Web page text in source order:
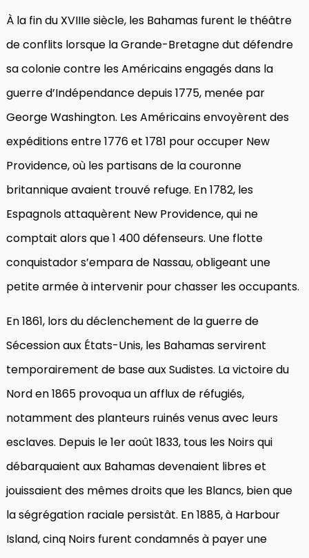
À la fin du XVIIIe siècle, les Bahamas furent le théâtre
de conflits lorsque la Grande-Bretagne dut défendre
sa colonie contre les Américains engagés dans la
guerre d’Indépendance depuis 1775, menée par
George Washington. Les Américains envoyèrent des
expéditions entre 1776 et 1781 pour occuper New
Providence, où les partisans de la couronne
britannique avaient trouvé refuge. En 1782, les
Espagnols attaquèrent New Providence, qui ne
comptait alors que 1 400 défenseurs. Une flotte
conquistador s’empara de Nassau, obligeant une
petite armée à intervenir pour chasser les occupants.
En 1861, lors du déclenchement de la guerre de
Sécession aux États-Unis, les Bahamas servirent
temporairement de base aux Sudistes. La victoire du
Nord en 1865 provoqua un afflux de réfugiés,
notamment des planteurs ruinés venus avec leurs
esclaves. Depuis le 1er août 1833, tous les Noirs qui
débarquaient aux Bahamas devenaient libres et
jouissaient des mêmes droits que les Blancs, bien que
la ségrégation raciale persistât. En 1885, à Harbour
Island, cinq Noirs furent condamnés à payer une